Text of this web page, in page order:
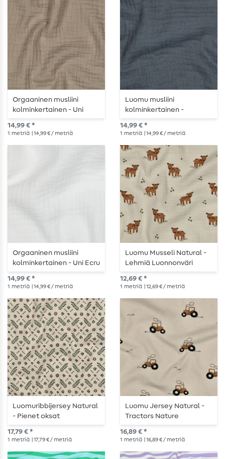
Orgaaninen musliini
kolminkertainen - Uni
Sand
14,99 € *
1 metriä | 14,99 € / metriä
Luomu musliini
kolminkertainen -
tavallinen männynvihreä
14,99 € *
1 metriä | 14,99 € / metriä
Orgaaninen musliini
kolminkertainen - Uni Ecru
14,99 € *
1 metriä | 14,99 € / metriä
Luomu Musseli Natural -
Lehmiä Luonnonväri
12,69 € *
1 metriä | 12,69 € / metriä
Luomuribbijersey Natural
- Pienet oksat
luonnonväri
17,79 € *
1 metriä | 17,79 € / metriä
Luomu Jersey Natural -
Tractors Nature
16,89 € *
1 metriä | 16,89 € / metriä